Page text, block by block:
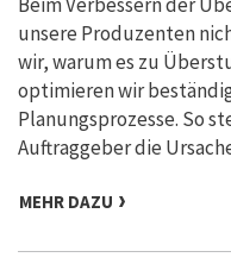
unsere Produzenten
wir, warum es zu
optimieren wir
Planungsprozesse. So
Auftraggeber die
MEHR DAZU